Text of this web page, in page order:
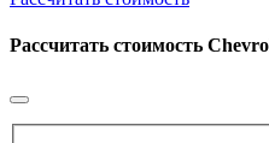
Рассчитать стоимость